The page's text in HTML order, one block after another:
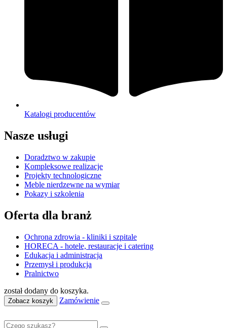
Katalogi producentów
Nasze usługi
Doradztwo w zakupie
Kompleksowe realizacje
Projekty technologiczne
Meble nierdzewne na wymiar
Pokazy i szkolenia
Oferta dla branż
Ochrona zdrowia - kliniki i szpitale
HORECA - hotele, restauracje i catering
Edukacja i administracja
Przemysł i produkcja
Pralnictwo
został dodany do koszyka.
Zobacz koszyk Zamówienie